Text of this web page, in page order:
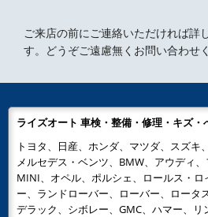
ご来店の前にご連絡いただければ詳
す。どうぞご遠慮無くお問い合わせ
ライズオート 車検・整備・修理・キズ・
トヨタ、日産、ホンダ、マツダ、スズキ
メルセデス・ベンツ、BMW、アウディ、
MINI、オペル、ポルシェ、ロールス・
ー、ランドローバー、ローバー、ロータ
デラック、シボレー、GMC、ハマー、リ